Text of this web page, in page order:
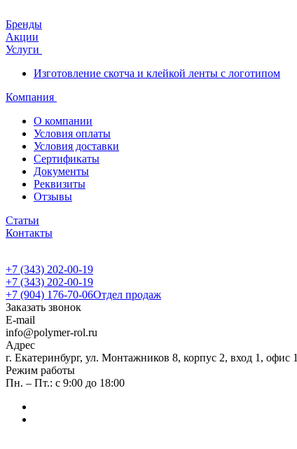
Бренды
Акции
Услуги
Изготовление скотча и клейкой ленты с логотипом
Компания
О компании
Условия оплаты
Условия доставки
Сертификаты
Документы
Реквизиты
Отзывы
Статьи
Контакты
+7 (343) 202-00-19
+7 (343) 202-00-19
+7 (904) 176-70-06Отдел продаж
Заказать звонок
E-mail
info@polymer-rol.ru
Адрес
г. Екатеринбург, ул. Монтажников 8, корпус 2, вход 1, офис 1
Режим работы
Пн. – Пт.: с 9:00 до 18:00